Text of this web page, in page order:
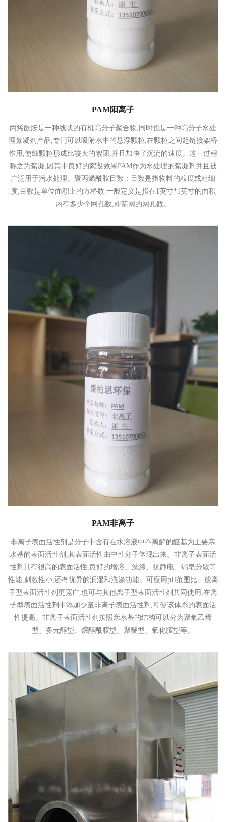
PAM阳离子
丙烯酰胺是一种线状的有机高分子聚合物,同时也是一种高分子水处
理絮凝剂产品,专门可以吸附水中的悬浮颗粒,在颗粒之间起链接架桥
作用,使细颗粒形成比较大的絮团,并且加快了沉淀的速度。这一过程
称之为絮凝,因其中良好的絮凝效果PAM作为水处理的絮凝剂并且被
广泛用于污水处理。聚丙烯酰胺目数：目数是指物料的粒度或粗细
度,目数是单位面积上的方格数.一般定义是指在1英寸*1英寸的面积
内有多少个网孔数,即筛网的网孔数。
PAM非离子
非离子表面活性剂是分子中含有在水溶液中不离解的醚基为主要亲
水基的表面活性剂,其表面活性由中性分子体现出来。非离子表面活
性剂具有很高的表面活性,良好的增溶、洗涤、抗静电、钙皂分散等
性能,刺激性小,还有优异的润湿和洗涤功能。可应用pH范围比一般离
子型表面活性剂更宽广,也可与其他离子型表面活性剂共同使用,在离
子型表面活性剂中添加少量非离子表面活性剂,可使该体系的表面活
性提高。非离子表面活性剂按照亲水基的结构可以分为聚氧乙烯
型、多元醇型、烷醇酰胺型、聚醚型、氧化胺型等。